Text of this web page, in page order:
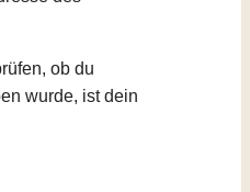
ob du
wurde, ist dein